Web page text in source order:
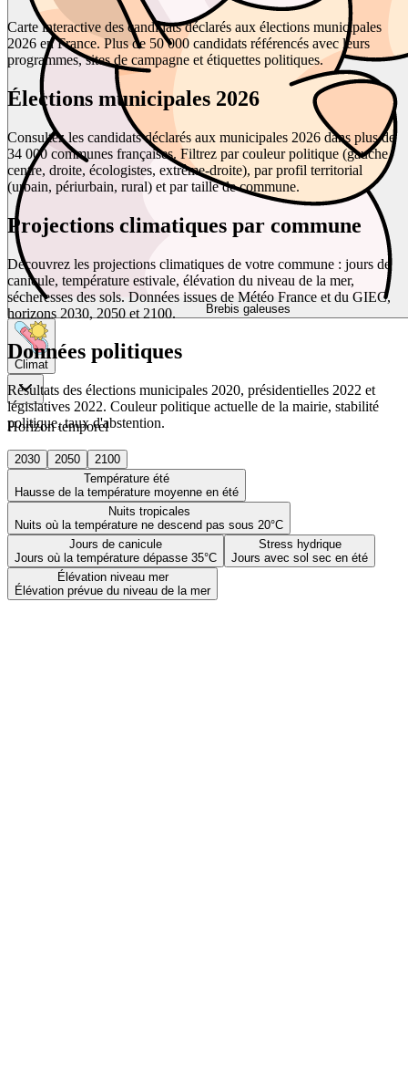
Brebis galeuses
Climat
Horizon temporel
2030 2050
2100
Température été
Hausse de la température moyenne en été
Nuits tropicales
Nuits où la température ne descend pas sous 20°C
Jours de canicule
Jours où la température dépasse 35°C
Stress hydrique
Jours avec sol sec en été
Élévation niveau mer
Élévation prévue du niveau de la mer
Carte interactive des candidats déclarés aux élections municipales
2026 en France. Plus de 50 000 candidats référencés avec leurs
programmes, sites de campagne et étiquettes politiques.
Élections municipales 2026
Consultez les candidats déclarés aux municipales 2026 dans plus de
34 000 communes françaises. Filtrez par couleur politique (gauche,
centre, droite, écologistes, extrême-droite), par profil territorial
(urbain, périurbain, rural) et par taille de commune.
Projections climatiques par commune
Découvrez les projections climatiques de votre commune : jours de
canicule, température estivale, élévation du niveau de la mer,
sécheresses des sols. Données issues de Météo France et du GIEC,
horizons 2030, 2050 et 2100.
Données politiques
Résultats des élections municipales 2020, présidentielles 2022 et
législatives 2022. Couleur politique actuelle de la mairie, stabilité
politique, taux d'abstention.